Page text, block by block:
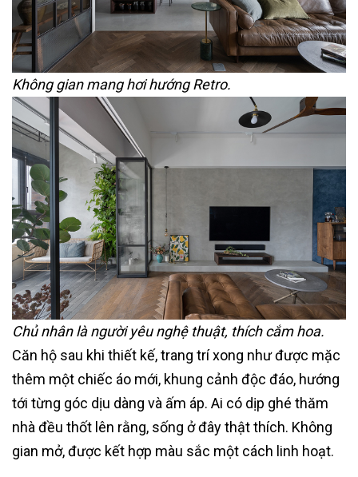
Không gian mang hơi hướng Retro.
Chủ nhân là người yêu nghệ thuật, thích cắm hoa.
Căn hộ sau khi thiết kế, trang trí xong như được mặc
thêm một chiếc áo mới, khung cảnh độc đáo, hướng
tới từng góc dịu dàng và ấm áp. Ai có dịp ghé thăm
nhà đều thốt lên rằng, sống ở đây thật thích. Không
gian mở, được kết hợp màu sắc một cách linh hoạt.